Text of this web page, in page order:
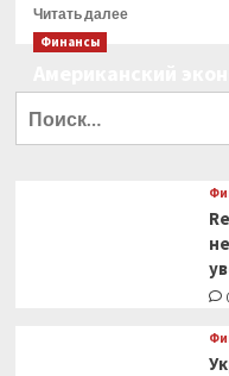
Читать далееПрочитать
прогноз
Финансы
большой